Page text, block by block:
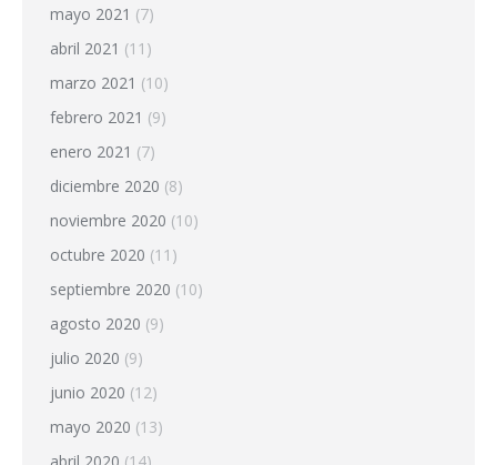
mayo 2021 (7)
abril 2021 (11)
marzo 2021 (10)
febrero 2021 (9)
enero 2021 (7)
diciembre 2020 (8)
noviembre 2020 (10)
octubre 2020 (11)
septiembre 2020 (10)
agosto 2020 (9)
julio 2020 (9)
junio 2020 (12)
mayo 2020 (13)